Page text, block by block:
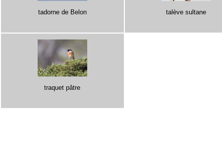
tadorne de Belon talève sultane
traquet pâtre